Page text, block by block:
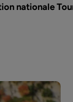
nationale